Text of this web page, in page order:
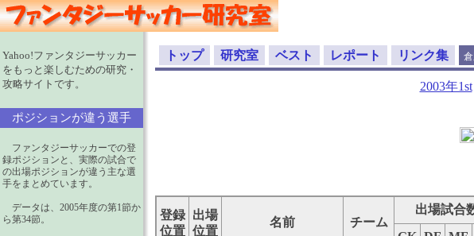
Yahoo!ファンタジーサッカー
をもっと楽しむための研究・
攻略サイトです。
ポジションが違う選手
ファンタジーサッカーでの登
録ポジションと、実際の試合で
の出場ポジションが違う主な選
手をまとめています。
データは、2005年度の第1節か
ら第34節。
トップ 研究室 ベスト レポート リンク集
2003年1st
登録
位置
出場
位置
名前 チーム
出場試合